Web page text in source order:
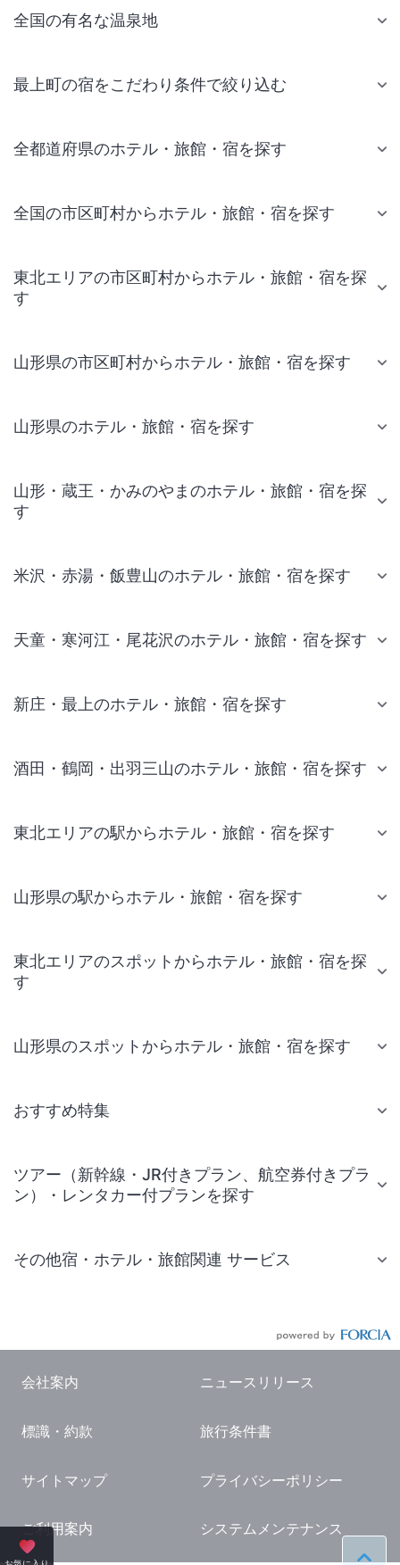
全国の有名な温泉地
最上町の宿をこだわり条件で絞り込む
全都道府県のホテル・旅館・宿を探す
全国の市区町村からホテル・旅館・宿を探す
東北エリアの市区町村からホテル・旅館・宿を探
す
山形県の市区町村からホテル・旅館・宿を探す
山形県のホテル・旅館・宿を探す
山形・蔵王・かみのやまのホテル・旅館・宿を探
す
米沢・赤湯・飯豊山のホテル・旅館・宿を探す
天童・寒河江・尾花沢のホテル・旅館・宿を探す
新庄・最上のホテル・旅館・宿を探す
酒田・鶴岡・出羽三山のホテル・旅館・宿を探す
東北エリアの駅からホテル・旅館・宿を探す
山形県の駅からホテル・旅館・宿を探す
東北エリアのスポットからホテル・旅館・宿を探
す
山形県のスポットからホテル・旅館・宿を探す
おすすめ特集
ツアー（新幹線・JR付きプラン、航空券付きプラ
ン）・レンタカー付プランを探す
その他宿・ホテル・旅館関連 サービス
国内観光ガイド
旅行・観光情報
会社案内 ニュースリリース
標識・約款 旅行条件書
サイトマップ プライバシーポリシー
ご利用案内 システムメンテナンス